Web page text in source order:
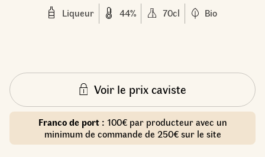
Liqueur 44% 70cl Bio
Voir le prix caviste
Franco de port : 100€ par producteur avec un
minimum de commande de 250€ sur le site